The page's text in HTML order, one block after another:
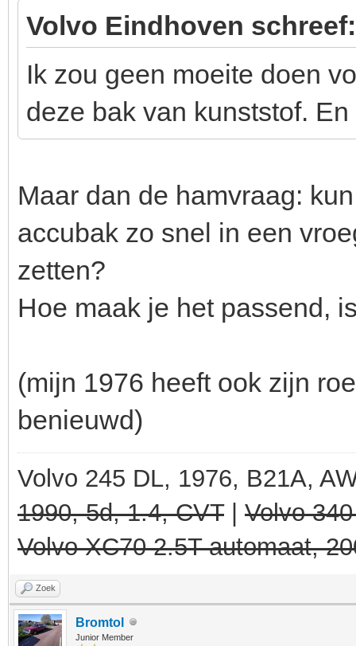
Volvo Eindhoven schreef:
Ik zou geen moeite doen
deze bak van kunststof.
Maar dan de hamvraag:
accubak zo snel in een
zetten?
Hoe maak je het passend,
(mijn 1976 heeft ook zijn
benieuwd)
Volvo 245 DL, 1976, B21A,
1990, 5d, 1.4, CVT| Volvo
Volvo XC70 2.5T automaat,
Zoek
Bromtol
Junior Member